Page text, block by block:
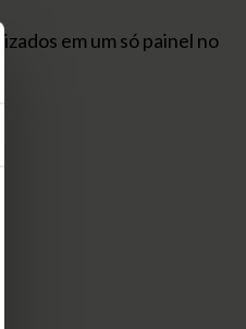
em um só painel no